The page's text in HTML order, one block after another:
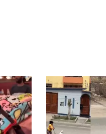
Viral en TikTok